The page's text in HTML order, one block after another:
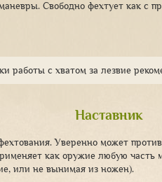
Свободно фехтует как с
работы с хватом за лезвие
Наставник
Уверенно может
как оружие любую
или не вынимая из ножен).